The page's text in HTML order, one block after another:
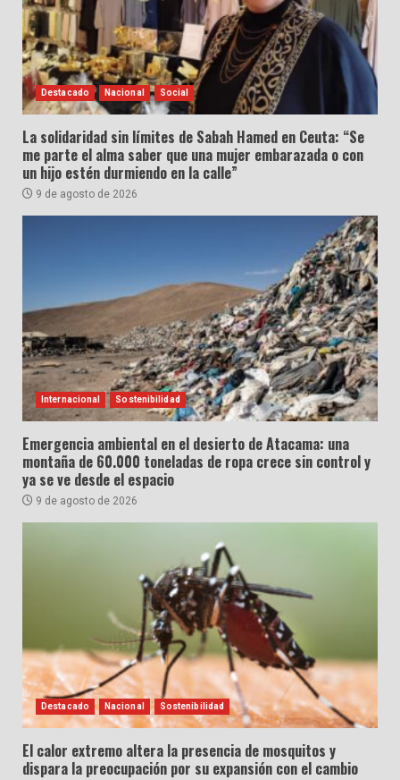
Destacado Nacional Social
La solidaridad sin límites de Sabah Hamed en Ceuta: “Se
me parte el alma saber que una mujer embarazada o con
un hijo estén durmiendo en la calle”
9 de agosto de 2026
Internacional Sostenibilidad
Emergencia ambiental en el desierto de Atacama: una
montaña de 60.000 toneladas de ropa crece sin control y
ya se ve desde el espacio
9 de agosto de 2026
Destacado Nacional Sostenibilidad
El calor extremo altera la presencia de mosquitos y
dispara la preocupación por su expansión con el cambio